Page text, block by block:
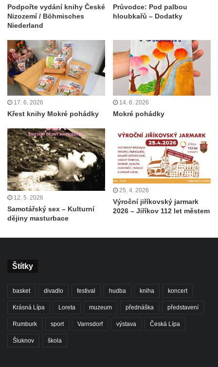
Podpořte vydání knihy České
Nizozemí / Böhmisches
Niederland
Průvodce: Pod palbou
hloubkařů – Dodatky
17. 6. 2026
Křest knihy Mokré pohádky
14. 6. 2026
Mokré pohádky
12. 5. 2026
Samotářský sex – Kulturní
dějiny masturbace
25. 4. 2026
Výroční jiříkovský jarmark
2026 – Jiříkov 112 let městem
Štítky
basket divadlo festival hudba kniha koncert
Krásná Lípa Loreta muzeum přednáška představení
Rumburk sport Varnsdorf výstava Česká Lípa
Šluknov škola